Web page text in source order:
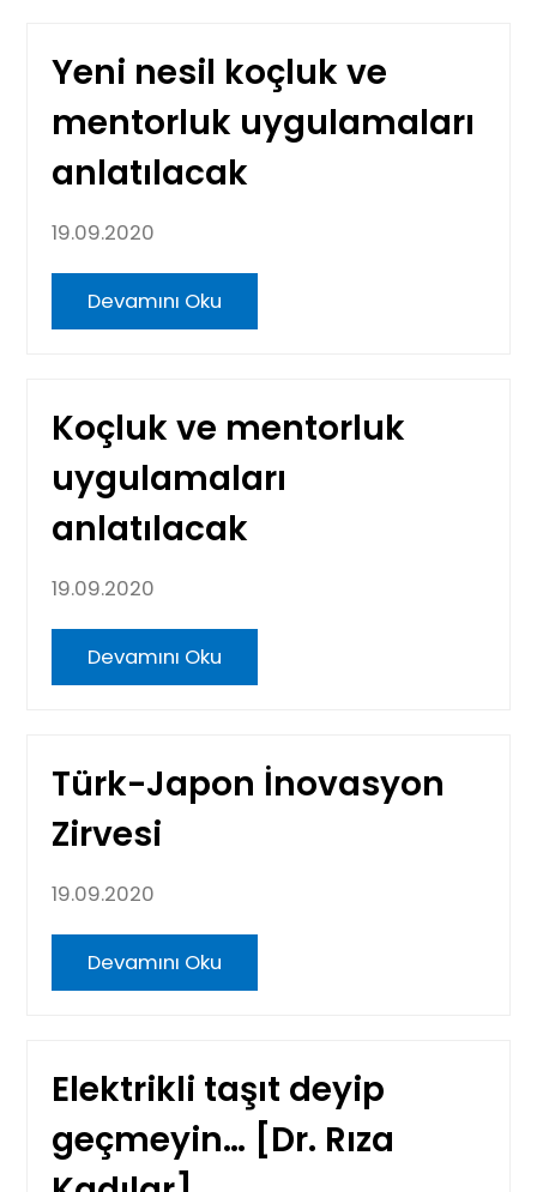
Yeni nesil koçluk ve
mentorluk uygulamaları
anlatılacak
19.09.2020
Devamını Oku
Koçluk ve mentorluk
uygulamaları
anlatılacak
19.09.2020
Devamını Oku
Türk-Japon İnovasyon
Zirvesi
19.09.2020
Devamını Oku
Elektrikli taşıt deyip
geçmeyin… [Dr. Rıza